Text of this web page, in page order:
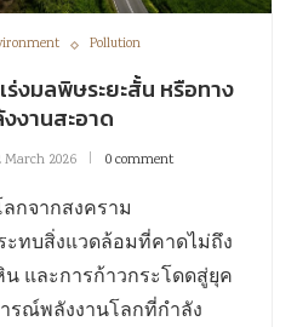
Pollution
ร่งมลพิษระยะสั้น หรือทาง
งานสะอาด
March 2026 0 comment
กจากสงคราม
ทบสิ่งแวดล้อมที่คาดไม่ถึง
และการก้าวกระโดดสู่ยุค
รณ์พลังงานโลกที่กำลัง